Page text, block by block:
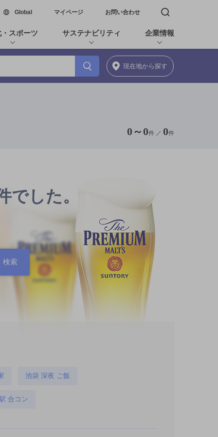
Global新しいウィンドウで開く
マイページ お問い合わせ 検索窓を開く
スポーツ サステナビリティ 企業情報
現在地から探す
0 ～ 0件 ／ 0件
でした。
池袋 深夜 ご飯
合コン